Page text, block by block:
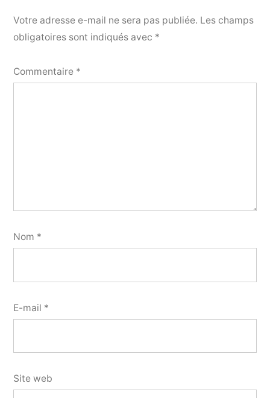
Votre adresse e-mail ne sera pas publiée. Les champs
obligatoires sont indiqués avec *
Commentaire *
Nom *
E-mail *
Site web